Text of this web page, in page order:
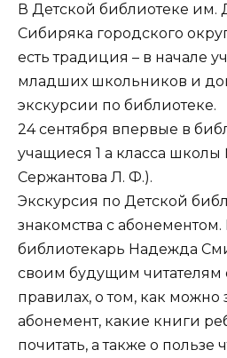
В Детской библиотеке им.
Сибиряка городского
есть традиция – в начале
младших школьников и
экскурсии по библиотеке.
24 сентября впервые в
учащиеся 1 а класса
Сержантова Л. Ф.).
Экскурсия по Детской
знакомства с абонементом.
библиотекарь Надежда
своим будущим читателям
правилах, о том, как можно
абонемент, какие книги
почитать, а также о пользе